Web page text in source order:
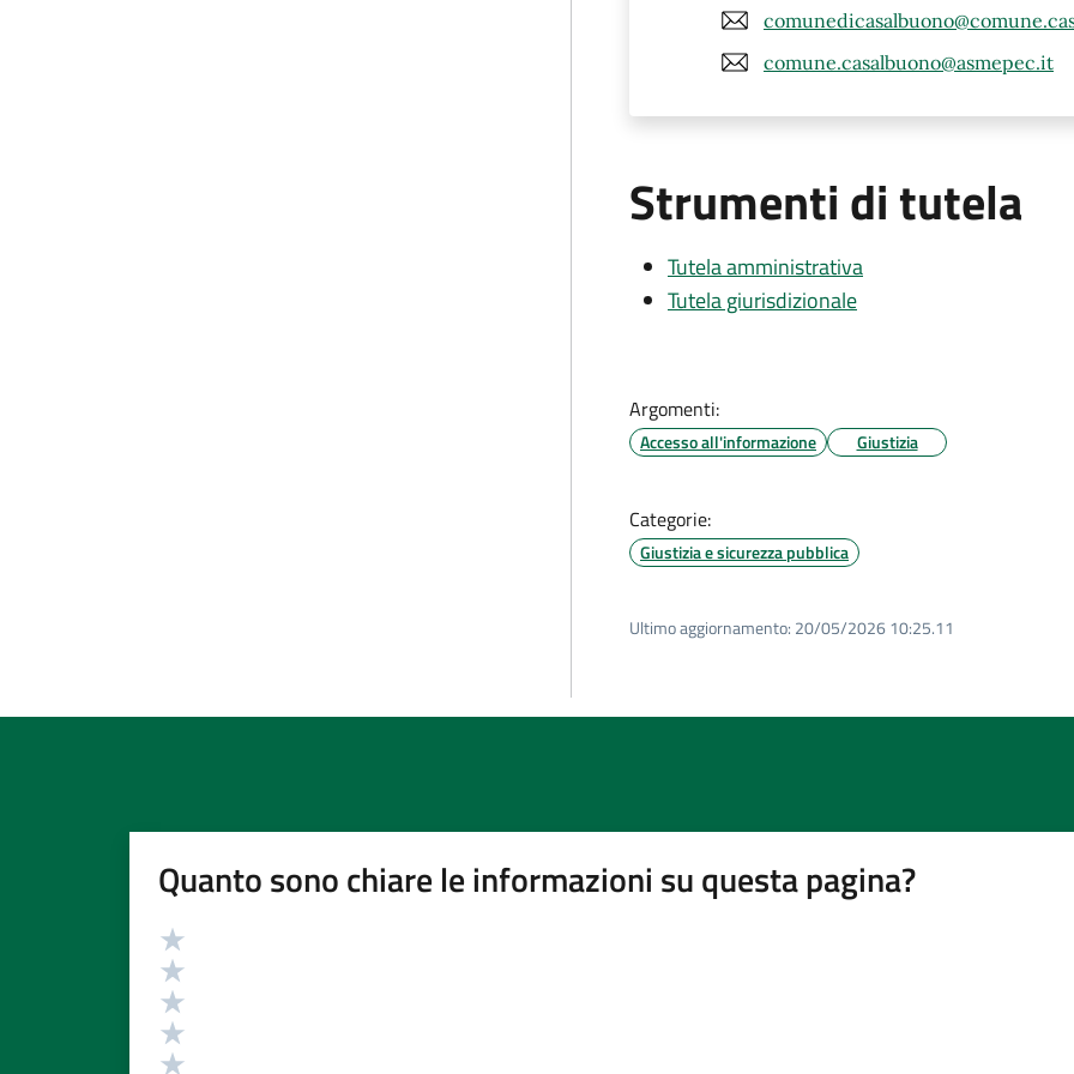
comune.casalbuono@asmepec.it
Strumenti di tutela
Tutela amministrativa
Tutela giurisdizionale
Argomenti:
Accesso all'informazione Giustizia
Categorie:
Giustizia e sicurezza pubblica
Ultimo aggiornamento: 20/05/2026 10:25.11
Quanto sono chiare le informazioni su questa pagina?
Valutazione